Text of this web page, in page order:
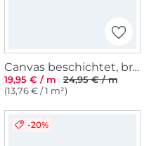
Canvas beschichtet, braun
19,95 € / m
24,95 € / m
(13,76 € / 1 m²)
-20%